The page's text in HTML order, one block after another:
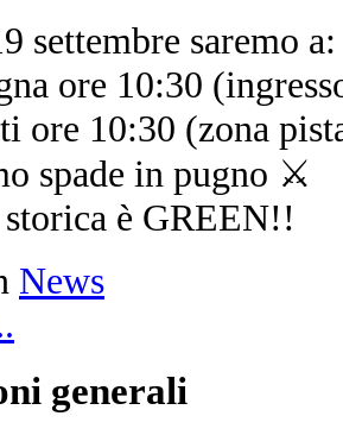
settembre saremo a:
ore 10:30
ore 10:30 (zona
spade in pugno ⚔️
è GREEN!!
News
generali